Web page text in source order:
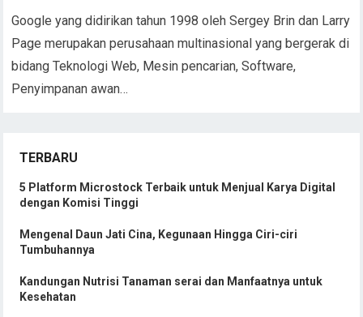
Google yang didirikan tahun 1998 oleh Sergey Brin dan Larry
Page merupakan perusahaan multinasional yang bergerak di
bidang Teknologi Web, Mesin pencarian, Software,
Penyimpanan awan…
TERBARU
5 Platform Microstock Terbaik untuk Menjual Karya Digital
dengan Komisi Tinggi
Mengenal Daun Jati Cina, Kegunaan Hingga Ciri-ciri
Tumbuhannya
Kandungan Nutrisi Tanaman serai dan Manfaatnya untuk
Kesehatan